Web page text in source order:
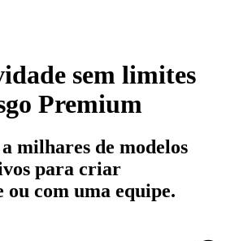
sem limites
Premium
milhares de modelos
para criar
com uma equipe.